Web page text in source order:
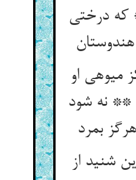
که درختی
میوه‏ی او
** نه شود
بمرد
شنید از